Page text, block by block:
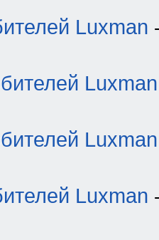
Luxman
Luxman
Luxman
Luxman